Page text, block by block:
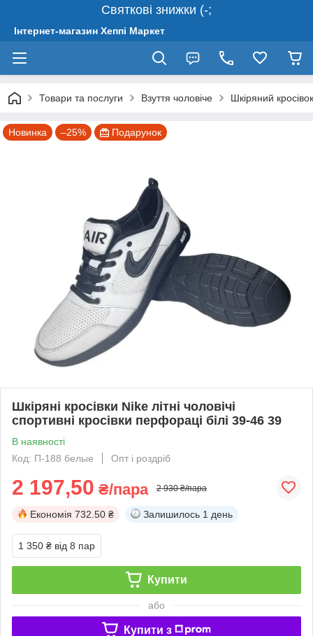
Святкові знижки (-;
Інтернет-магазин Хеппі Маркет
Товари та послуги Взуття чоловіче Шкіряний
Новинка –25% Подарунок
Шкіряні кросівки Nike літні чоловічі
спортивні кросівки перфораці білі 39-46 39
В наявності
Код: П-188 белые
Опт і роздріб
2 197,50 ₴/пара 2 930 ₴/пара
Економія 732.50 ₴ Залишилось 1 день
1 350 ₴ від 8 пар
Купити
або
Купити з